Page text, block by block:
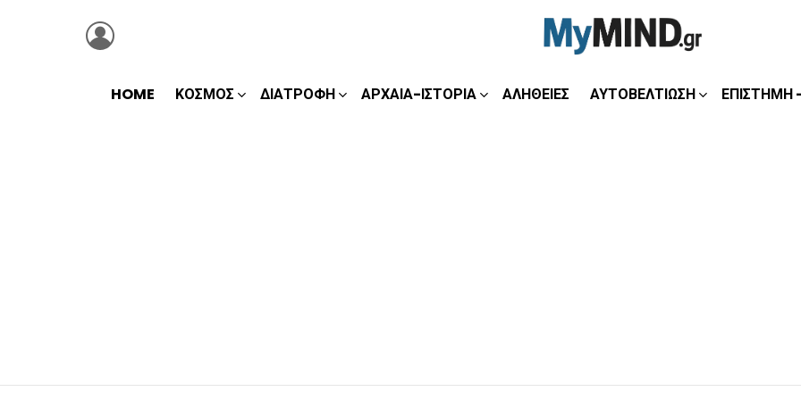
HOME ΚΌΣΜΟΣ ΔΙΑΤΡΟΦΉ ΑΡΧΑΊΑ-ΙΣΤΟΡΊΑ ΑΛΉΘΕΙΕΣ ΑΥΤΟΒΕΛΤΊΩΣΗ ΕΠΙΣΤΉΜΗ